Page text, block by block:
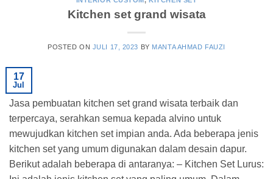
Kitchen set grand wisata
POSTED ON JULI 17, 2023 BY MANTA AHMAD FAUZI
17
Jul
Jasa pembuatan kitchen set grand wisata terbaik dan
terpercaya, serahkan semua kepada alvino untuk
mewujudkan kitchen set impian anda. Ada beberapa jenis
kitchen set yang umum digunakan dalam desain dapur.
Berikut adalah beberapa di antaranya: – Kitchen Set Lurus: